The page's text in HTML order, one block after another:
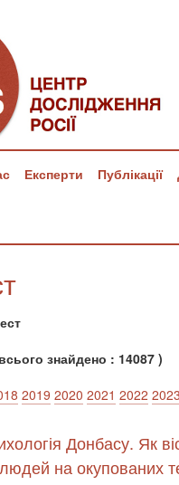
Експерти Публікації
знайдено : 14087 )
2019 2020 2021 2022
Донбасу. Як
на окупованих